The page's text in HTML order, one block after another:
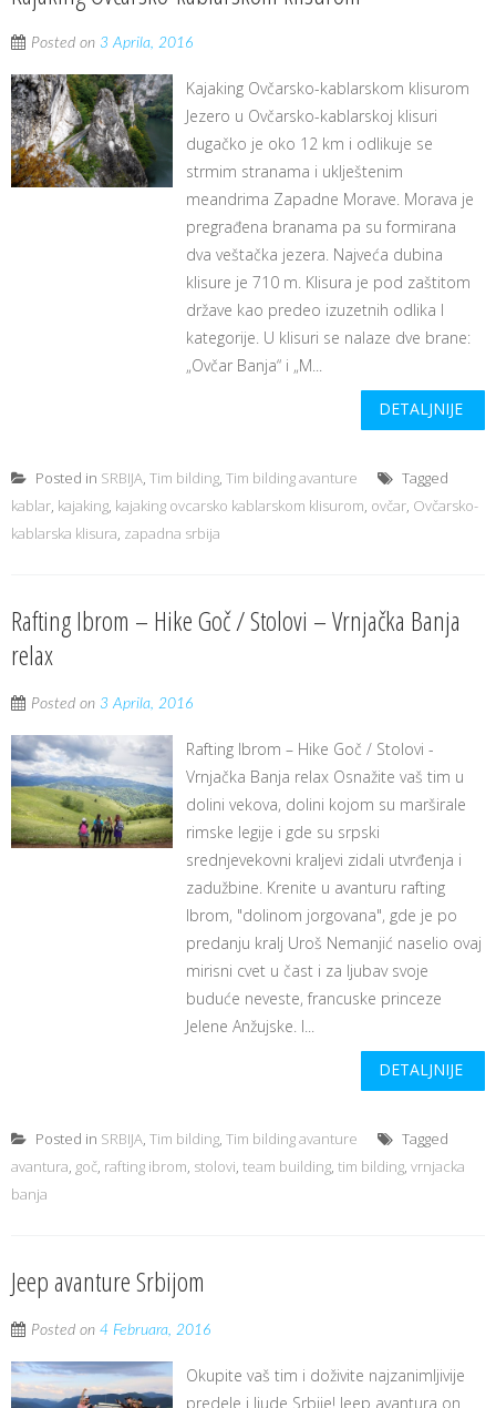
Posted on 3 Aprila, 2016
Kajaking Ovčarsko-kablarskom klisurom
Jezero u Ovčarsko-kablarskoj klisuri
dugačko je oko 12 km i odlikuje se
strmim stranama i uklјeštenim
meandrima Zapadne Morave. Morava je
pregrađena branama pa su formirana
dva veštačka jezera. Najveća dubina
klisure je 710 m. Klisura je pod zaštitom
države kao predeo izuzetnih odlika I
kategorije. U klisuri se nalaze dve brane:
„Ovčar Banja“ i „M...
DETALJNIJE
Posted in SRBIJA, Tim bilding, Tim bilding avanture
Tagged
kablar, kajaking, kajaking ovcarsko kablarskom klisurom, ovčar, Ovčarsko-
kablarska klisura, zapadna srbija
Rafting Ibrom – Hike Goč / Stolovi – Vrnjačka Banja
relax
Posted on 3 Aprila, 2016
Rafting Ibrom – Hike Goč / Stolovi -
Vrnjačka Banja relax Osnažite vaš tim u
dolini vekova, dolini kojom su marširale
rimske legije i gde su srpski
srednjevekovni kraljevi zidali utvrđenja i
zadužbine. Krenite u avanturu rafting
Ibrom, "dolinom jorgovana", gde je po
predanju kralj Uroš Nemanjić naselio ovaj
mirisni cvet u čast i za ljubav svoje
buduće neveste, francuske princeze
Jelene Anžujske. I...
DETALJNIJE
Posted in SRBIJA, Tim bilding, Tim bilding avanture
Tagged
avantura, goč, rafting ibrom, stolovi, team building, tim bilding, vrnjacka
banja
Jeep avanture Srbijom
Posted on 4 Februara, 2016
Okupite vaš tim i doživite najzanimljivije
predele i ljude Srbije! Jeep avantura on